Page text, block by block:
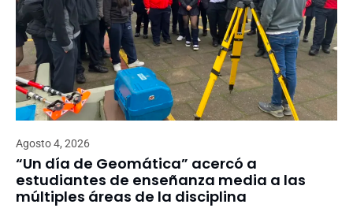
Agosto 4, 2026
“Un día de Geomática” acercó a
estudiantes de enseñanza media a las
múltiples áreas de la disciplina